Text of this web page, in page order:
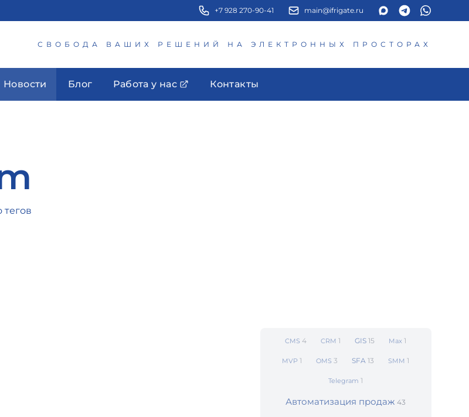
+7 928 270-90-41 main@ifrigate.ru
СВОБОДА ВАШИХ РЕШЕНИЙ НА ЭЛЕКТРОННЫХ ПРОСТОРАХ
Новости Блог Работа у нас Контакты
тегов
CMS4 CRM1 GIS15 Max1
MVP1 OMS3 SFA13 SMM1
Telegram1
Автоматизация продаж43